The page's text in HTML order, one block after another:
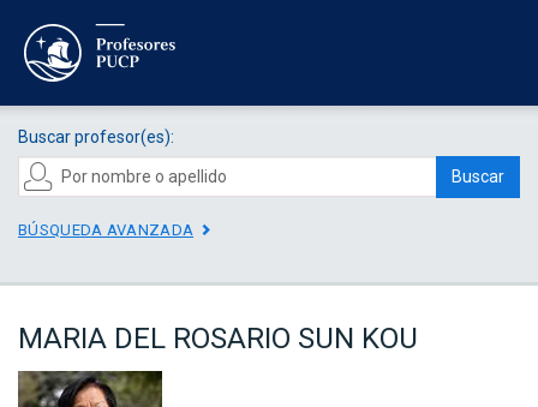
Buscar profesor(es):
Buscar
BÚSQUEDA AVANZADA
MARIA DEL ROSARIO SUN KOU